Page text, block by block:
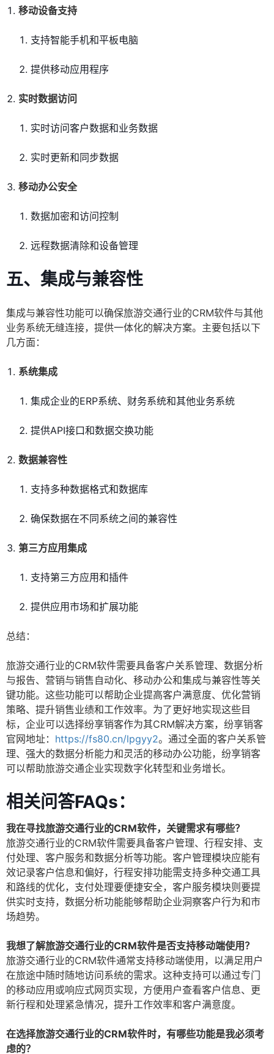
移动设备支持
支持智能手机和平板电脑
提供移动应用程序
实时数据访问
实时访问客户数据和业务数据
实时更新和同步数据
移动办公安全
数据加密和访问控制
远程数据清除和设备管理
五、集成与兼容性
集成与兼容性功能可以确保旅游交通行业的CRM软件与其他
业务系统无缝连接，提供一体化的解决方案。主要包括以下
几方面：
系统集成
集成企业的ERP系统、财务系统和其他业务系统
提供API接口和数据交换功能
数据兼容性
支持多种数据格式和数据库
确保数据在不同系统之间的兼容性
第三方应用集成
支持第三方应用和插件
提供应用市场和扩展功能
总结：
旅游交通行业的CRM软件需要具备客户关系管理、数据分析
与报告、营销与销售自动化、移动办公和集成与兼容性等关
键功能。这些功能可以帮助企业提高客户满意度、优化营销
策略、提升销售业绩和工作效率。为了更好地实现这些目
标，企业可以选择纷享销客作为其CRM解决方案，纷享销客
官网地址： https://fs80.cn/lpgyy2。通过全面的客户关系管
理、强大的数据分析能力和灵活的移动办公功能，纷享销客
可以帮助旅游交通企业实现数字化转型和业务增长。
相关问答FAQs：
我在寻找旅游交通行业的CRM软件，关键需求有哪些？
旅游交通行业的CRM软件需要具备客户管理、行程安排、支
付处理、客户服务和数据分析等功能。客户管理模块应能有
效记录客户信息和偏好，行程安排功能需支持多种交通工具
和路线的优化，支付处理要便捷安全，客户服务模块则要提
供实时支持，数据分析功能能够帮助企业洞察客户行为和市
场趋势。
我想了解旅游交通行业的CRM软件是否支持移动端使用？
旅游交通行业的CRM软件通常支持移动端使用，以满足用户
在旅途中随时随地访问系统的需求。这种支持可以通过专门
的移动应用或响应式网页实现，方便用户查看客户信息、更
新行程和处理紧急情况，提升工作效率和客户满意度。
在选择旅游交通行业的CRM软件时，有哪些功能是我必须考
虑的？